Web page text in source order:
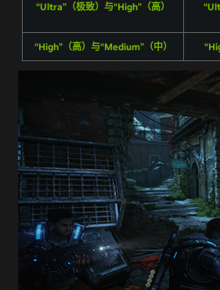
“Ultra”（极致）与“High”（高）
“High”（高）与“Medium”（中）